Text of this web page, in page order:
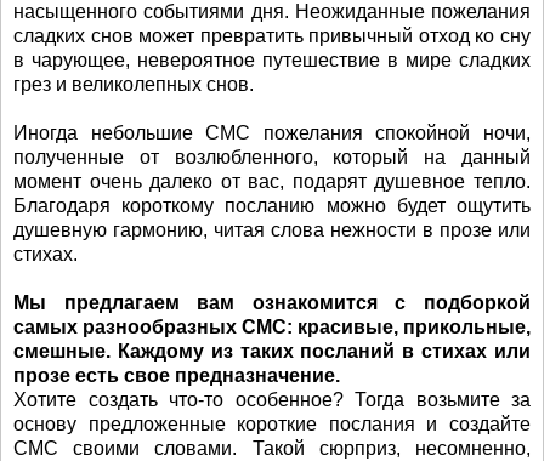
насыщенного событиями дня. Неожиданные пожелания
сладких снов может превратить привычный отход ко сну
в чарующее, невероятное путешествие в мире сладких
грез и великолепных снов.
Иногда небольшие СМС пожелания спокойной ночи,
полученные от возлюбленного, который на данный
момент очень далеко от вас, подарят душевное тепло.
Благодаря короткому посланию можно будет ощутить
душевную гармонию, читая слова нежности в прозе или
стихах.
Мы предлагаем вам ознакомится с подборкой
самых разнообразных СМС: красивые, прикольные,
смешные. Каждому из таких посланий в стихах или
прозе есть свое предназначение.
Хотите создать что-то особенное? Тогда возьмите за
основу предложенные короткие послания и создайте
СМС своими словами. Такой сюрприз, несомненно,